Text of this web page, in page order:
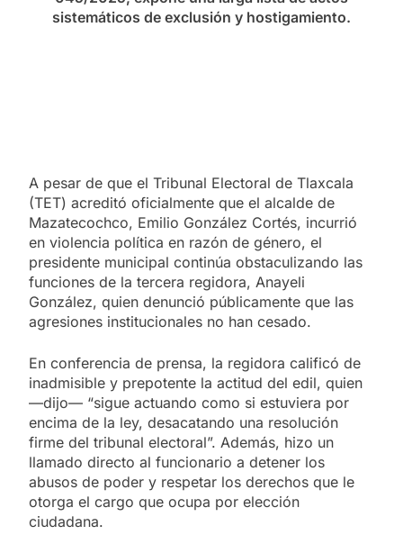
sistemáticos de exclusión y hostigamiento.
A pesar de que el Tribunal Electoral de Tlaxcala
(TET) acreditó oficialmente que el alcalde de
Mazatecochco, Emilio González Cortés, incurrió
en violencia política en razón de género, el
presidente municipal continúa obstaculizando las
funciones de la tercera regidora, Anayeli
González, quien denunció públicamente que las
agresiones institucionales no han cesado.
En conferencia de prensa, la regidora calificó de
inadmisible y prepotente la actitud del edil, quien
—dijo— “sigue actuando como si estuviera por
encima de la ley, desacatando una resolución
firme del tribunal electoral”. Además, hizo un
llamado directo al funcionario a detener los
abusos de poder y respetar los derechos que le
otorga el cargo que ocupa por elección
ciudadana.